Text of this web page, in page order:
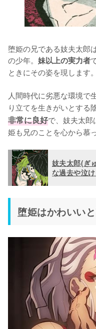
堕姫の兄である妓夫太郎
の少年。 妹以上の実力者
ときにその姿を現します。
人間時代に劣悪な環境で
り立てを生きがいとする
非常に良好で、妓夫太郎
姫も兄のことを心から慕
妓夫太郎(ぎ
な過去や泣
堕姫はかわいい